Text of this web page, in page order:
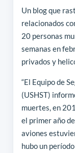
Un blog que
relacionados
20 personas
semanas en
privados y
“El Equipo de
(USHST)
muertes, en
el primer año
aviones
hubo un